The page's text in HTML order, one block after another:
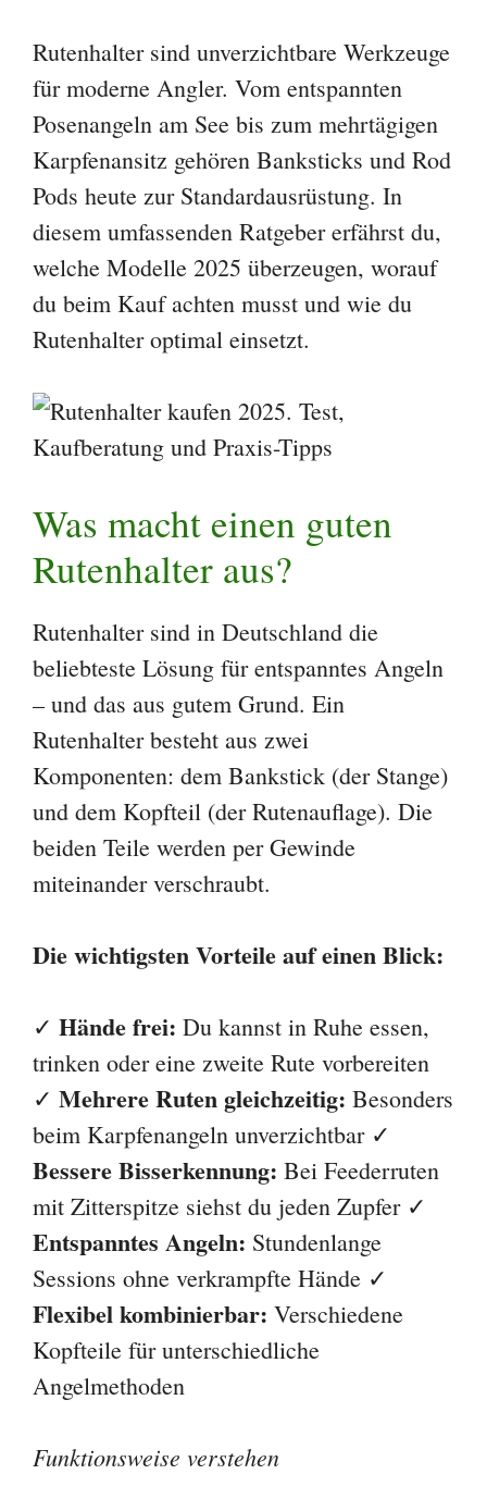
Rutenhalter sind unverzichtbare Werkzeuge
für moderne Angler. Vom entspannten
Posenangeln am See bis zum mehrtägigen
Karpfenansitz gehören Banksticks und Rod
Pods heute zur Standardausrüstung. In
diesem umfassenden Ratgeber erfährst du,
welche Modelle 2025 überzeugen, worauf
du beim Kauf achten musst und wie du
Rutenhalter optimal einsetzt.
Was macht einen guten
Rutenhalter aus?
Rutenhalter sind in Deutschland die
beliebteste Lösung für entspanntes Angeln
– und das aus gutem Grund. Ein
Rutenhalter besteht aus zwei
Komponenten: dem Bankstick (der Stange)
und dem Kopfteil (der Rutenauflage). Die
beiden Teile werden per Gewinde
miteinander verschraubt.
Die wichtigsten Vorteile auf einen Blick:
✓ Hände frei: Du kannst in Ruhe essen,
trinken oder eine zweite Rute vorbereiten
✓ Mehrere Ruten gleichzeitig: Besonders
beim Karpfenangeln unverzichtbar ✓
Bessere Bisserkennung: Bei Feederruten
mit Zitterspitze siehst du jeden Zupfer ✓
Entspanntes Angeln: Stundenlange
Sessions ohne verkrampfte Hände ✓
Flexibel kombinierbar: Verschiedene
Kopfteile für unterschiedliche
Angelmethoden
Funktionsweise verstehen